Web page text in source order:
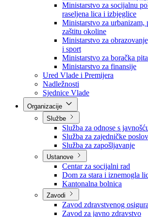
Ministarstvo za privredu
Ministarstvo za pravosuđe,
Ministarstvo za unutrašnje
Ministarstvo za socijalnu
raseljena lica i izbjeglice
Ministarstvo za urbanizam,
zaštitu okoline
Ministarstvo za
i sport
Ministarstvo za boračka
Ministarstvo za finansije
Ured Vlade i Premijera
Nadležnosti
Sjednice Vlade
Službe
Služba za odnose s javnošću
Služba za zajedničke poslove
Služba za zapošljavanje
Ustanove
Centar za socijalni rad
Dom za stara i iznemogla lica
Kantonalna bolnica